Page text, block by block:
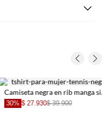
Camiseta negra en rib manga sisa para mujer
30% $ 27.930$ 39.900